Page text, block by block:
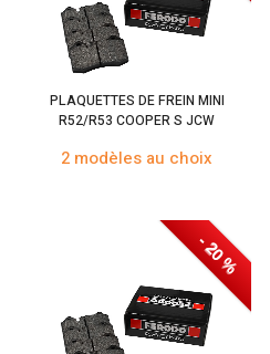
PLAQUETTES DE FREIN MINI
R52/R53 COOPER S JCW
2 modèles au choix
- 20 %